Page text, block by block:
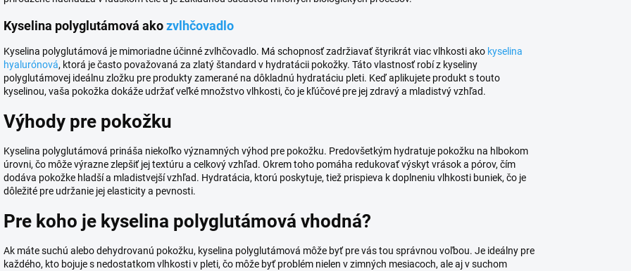
Kyselina polyglutámová akozvlhčovadlo
Kyselina polyglutámová je mimoriadne účinné zvlhčovadlo. Má schopnosť zadržiavať štyrikrát viac vlhkosti ako kyselina
hyalurónová, ktorá je často považovaná za zlatý štandard v hydratácii pokožky. Táto vlastnosť robí z kyseliny
polyglutámovej ideálnu zložku pre produkty zamerané na dôkladnú hydratáciu pleti. Keď aplikujete produkt s touto
kyselinou, vaša pokožka dokáže udržať veľké množstvo vlhkosti, čo je kľúčové pre jej zdravý a mladistvý vzhľad.
Výhody pre pokožku
Kyselina polyglutámová prináša niekoľko významných výhod pre pokožku. Predovšetkým hydratuje pokožku na hlbokom
úrovni, čo môže výrazne zlepšiť jej textúru a celkový vzhľad. Okrem toho pomáha redukovať výskyt vrások a pórov, čím
dodáva pokožke hladší a mladistvejší vzhľad. Hydratácia, ktorú poskytuje, tiež prispieva k doplneniu vlhkosti buniek, čo je
dôležité pre udržanie jej elasticity a pevnosti.
Pre koho je kyselina polyglutámová vhodná?
Ak máte suchú alebo dehydrovanú pokožku, kyselina polyglutámová môže byť pre vás tou správnou voľbou. Je ideálny pre
každého, kto bojuje s nedostatkom vlhkosti v pleti, čo môže byť problém nielen v zimných mesiacoch, ale aj v suchom